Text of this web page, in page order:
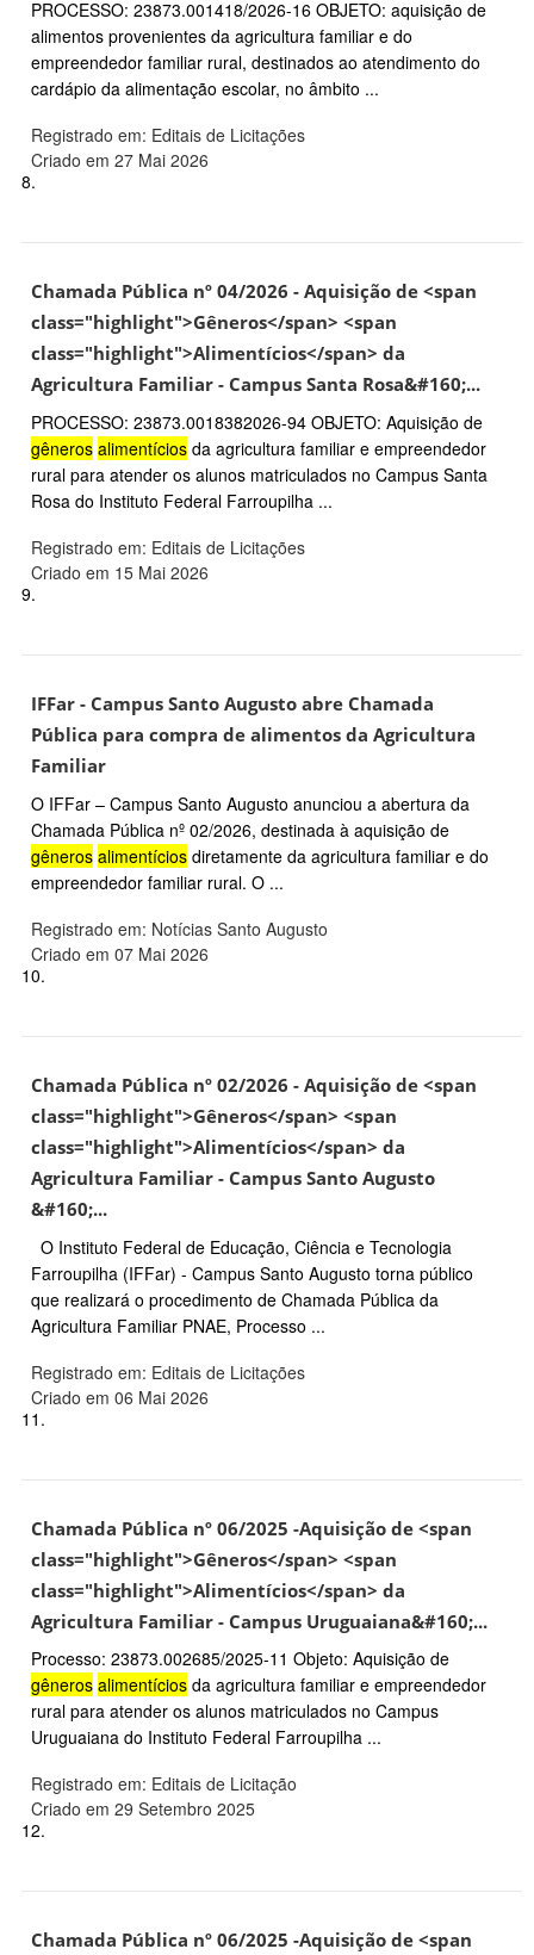
PROCESSO: 23873.001418/2026-16 OBJETO: aquisição de
alimentos provenientes da agricultura familiar e do
empreendedor familiar rural, destinados ao atendimento do
cardápio da alimentação escolar, no âmbito ...
Registrado em: Editais de Licitações
Criado em 27 Mai 2026
8.
Chamada Pública nº 04/2026 - Aquisição de <span
class="highlight">Gêneros</span> <span
class="highlight">Alimentícios</span> da
Agricultura Familiar - Campus Santa Rosa&#160;...
PROCESSO: 23873.0018382026-94 OBJETO: Aquisição de
gêneros alimentícios da agricultura familiar e empreendedor
rural para atender os alunos matriculados no Campus Santa
Rosa do Instituto Federal Farroupilha ...
Registrado em: Editais de Licitações
Criado em 15 Mai 2026
9.
IFFar - Campus Santo Augusto abre Chamada
Pública para compra de alimentos da Agricultura
Familiar
O IFFar – Campus Santo Augusto anunciou a abertura da
Chamada Pública nº 02/2026, destinada à aquisição de
gêneros alimentícios diretamente da agricultura familiar e do
empreendedor familiar rural. O ...
Registrado em: Notícias Santo Augusto
Criado em 07 Mai 2026
10.
Chamada Pública nº 02/2026 - Aquisição de <span
class="highlight">Gêneros</span> <span
class="highlight">Alimentícios</span> da
Agricultura Familiar - Campus Santo Augusto
&#160;...
O Instituto Federal de Educação, Ciência e Tecnologia
Farroupilha (IFFar) - Campus Santo Augusto torna público
que realizará o procedimento de Chamada Pública da
Agricultura Familiar PNAE, Processo ...
Registrado em: Editais de Licitações
Criado em 06 Mai 2026
11.
Chamada Pública nº 06/2025 -Aquisição de <span
class="highlight">Gêneros</span> <span
class="highlight">Alimentícios</span> da
Agricultura Familiar - Campus Uruguaiana&#160;...
Processo: 23873.002685/2025-11 Objeto: Aquisição de
gêneros alimentícios da agricultura familiar e empreendedor
rural para atender os alunos matriculados no Campus
Uruguaiana do Instituto Federal Farroupilha ...
Registrado em: Editais de Licitação
Criado em 29 Setembro 2025
12.
Chamada Pública nº 06/2025 -Aquisição de <span